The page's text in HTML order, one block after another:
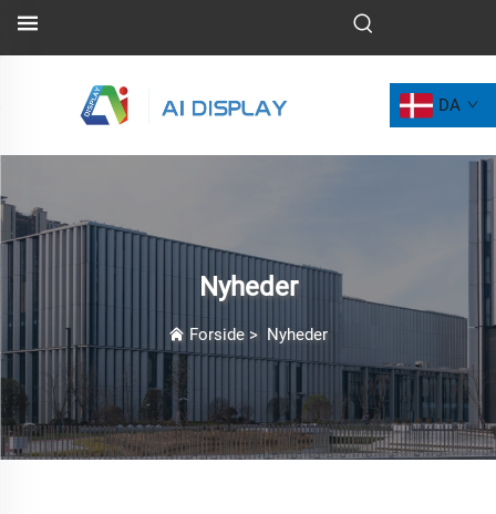
DA
Nyheder
Forside > Nyheder